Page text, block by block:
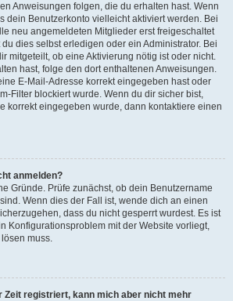
Anweisungen folgen, die du erhalten hast. Wenn
dein Benutzerkonto vielleicht aktiviert werden. Bei
neu angemeldeten Mitglieder erst freigeschaltet
dies selbst erledigen oder ein Administrator. Bei
mitgeteilt, ob eine Aktivierung nötig ist oder nicht.
hast, folge den dort enthaltenen Anweisungen.
E-Mail-Adresse korrekt eingegeben hast oder
Filter blockiert wurde. Wenn du dir sicher bist,
korrekt eingegeben wurde, dann kontaktiere einen
anmelden?
Gründe. Prüfe zunächst, ob dein Benutzername
Wenn dies der Fall ist, wende dich an einen
dass du nicht gesperrt wurdest. Es ist
Konfigurationsproblem mit der Website vorliegt,
muss.
Zeit registriert, kann mich aber nicht mehr